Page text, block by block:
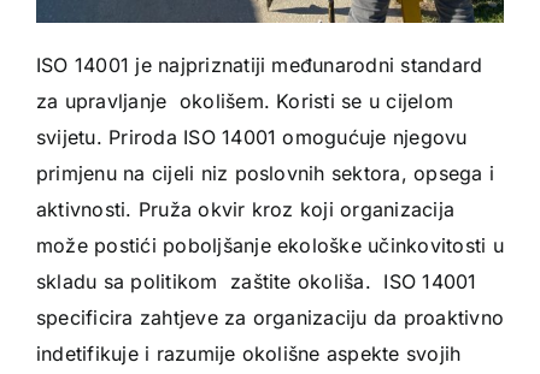
ISO 14001 je najpriznatiji međunarodni standard
za upravljanje okolišem. Koristi se u cijelom
svijetu. Priroda ISO 14001 omogućuje njegovu
primjenu na cijeli niz poslovnih sektora, opsega i
aktivnosti. Pruža okvir kroz koji organizacija
može postići poboljšanje ekološke učinkovitosti u
skladu sa politikom zaštite okoliša. ISO 14001
specificira zahtjeve za organizaciju da proaktivno
indetifikuje i razumije okolišne aspekte svojih